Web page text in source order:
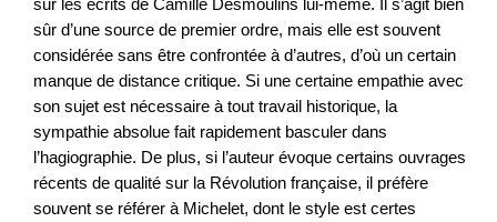
sûr d’une source de premier ordre, mais elle est souvent
considérée sans être confrontée à d’autres, d’où un certain
manque de distance critique. Si une certaine empathie avec
son sujet est nécessaire à tout travail historique, la
sympathie absolue fait rapidement basculer dans
l’hagiographie. De plus, si l’auteur évoque certains ouvrages
récents de qualité sur la Révolution française, il préfère
souvent se référer à Michelet, dont le style est certes